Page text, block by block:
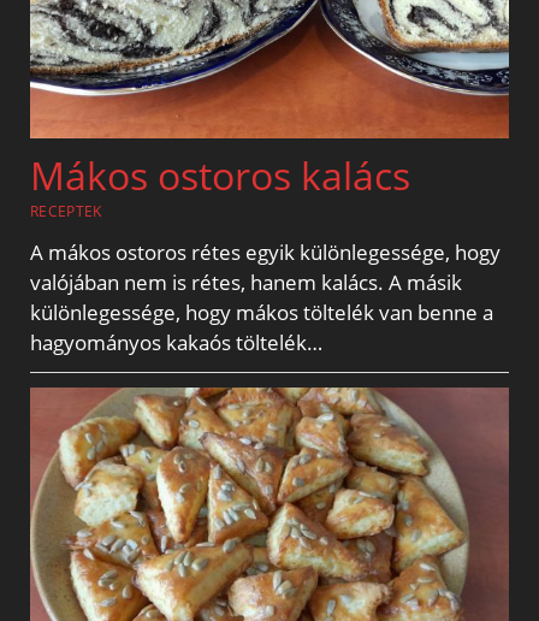
Mákos ostoros kalács
RECEPTEK
A mákos ostoros rétes egyik különlegessége, hogy
valójában nem is rétes, hanem kalács. A másik
különlegessége, hogy mákos töltelék van benne a
hagyományos kakaós töltelék…